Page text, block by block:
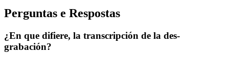
Perguntas e Respostas
¿En que difiere, la transcripción de la des-
grabación?